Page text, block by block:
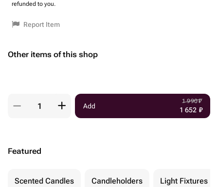
refunded to you.
Report Item
Other items of this shop
Add
1 990₽
1 652 ₽
Featured
Scented Candles Candleholders Light Fixtures